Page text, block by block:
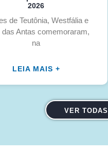
2026
de Teutônia, Westfália e
das Antas comemoraram,
na
LEIA MAIS +
VER